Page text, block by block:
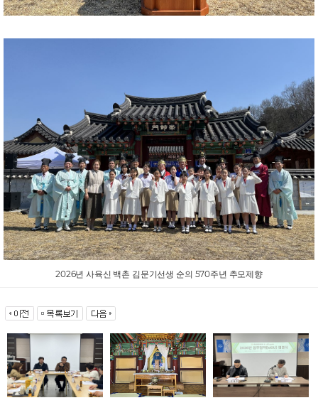
2026년 사육신 백촌 김문기선생 순의 570주년 추모제향